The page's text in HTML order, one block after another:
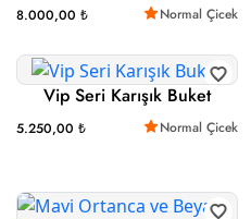
8.000,00 ₺ Normal Çicek
Vip Seri Karışık Buket
5.250,00 ₺ Normal Çicek